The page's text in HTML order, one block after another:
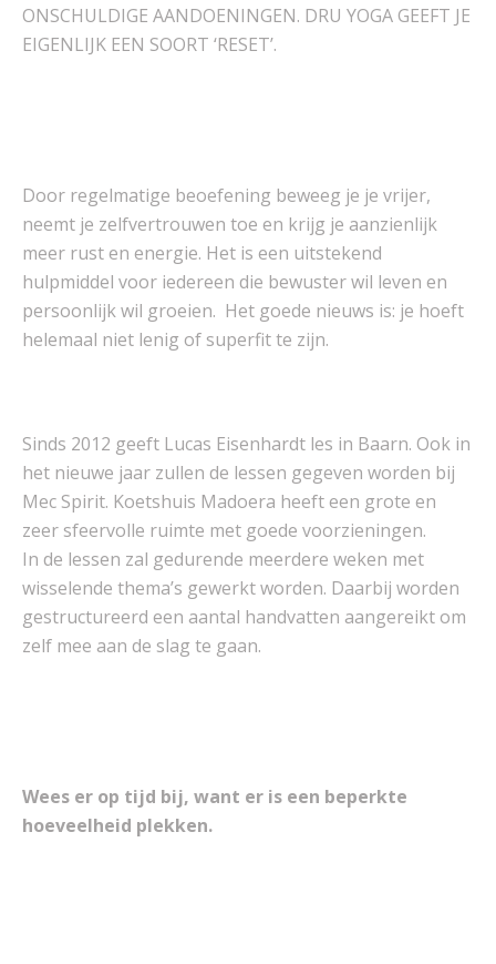
ONSCHULDIGE AANDOENINGEN. DRU YOGA GEEFT JE
EIGENLIJK EEN SOORT ‘RESET’.
Door regelmatige beoefening beweeg je je vrijer,
neemt je zelfvertrouwen toe en krijg je aanzienlijk
meer rust en energie. Het is een uitstekend
hulpmiddel voor iedereen die bewuster wil leven en
persoonlijk wil groeien. Het goede nieuws is: je hoeft
helemaal niet lenig of superfit te zijn.
Sinds 2012 geeft Lucas Eisenhardt les in Baarn. Ook in
het nieuwe jaar zullen de lessen gegeven worden bij
Mec Spirit. Koetshuis Madoera heeft een grote en
zeer sfeervolle ruimte met goede voorzieningen.
In de lessen zal gedurende meerdere weken met
wisselende thema’s gewerkt worden. Daarbij worden
gestructureerd een aantal handvatten aangereikt om
zelf mee aan de slag te gaan.
Wees er op tijd bij, want er is een beperkte
hoeveelheid plekken.